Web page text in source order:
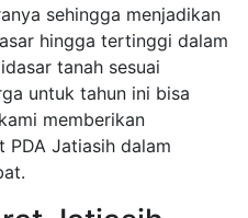
sehingga menjadikan
hingga tertinggi dalam
tanah sesuai
untuk tahun ini bisa
memberikan
PDA Jatiasih dalam